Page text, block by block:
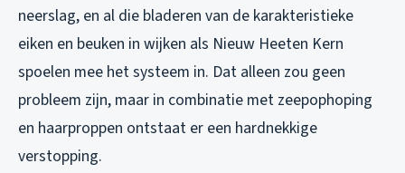
neerslag, en al die bladeren van de karakteristieke
eiken en beuken in wijken als Nieuw Heeten Kern
spoelen mee het systeem in. Dat alleen zou geen
probleem zijn, maar in combinatie met zeepophoping
en haarproppen ontstaat er een hardnekkige
verstopping.